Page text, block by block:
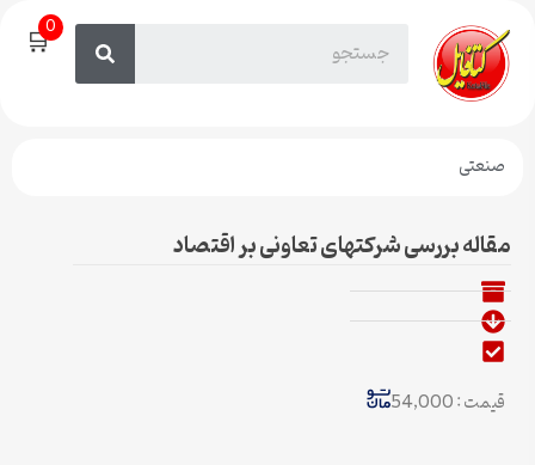
🛒0
صنعتی
مقاله بررسی شرکتهای تعاونی بر اقتصاد
قیمت : 54,000